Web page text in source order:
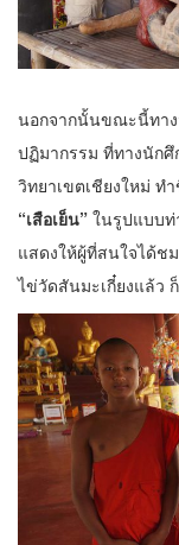
นอกจากนั้นขณะนี้ทาง
ปฏิมากรรม ที่ทางนัก
วิทยาเขตเชียงใหม่ ท
“เสือเย็น” ในรูปแบบท่
แสดงให้ผู้ที่สนใจได้ช
ไข่วัดสันมะเกี๋ยงแล้ว